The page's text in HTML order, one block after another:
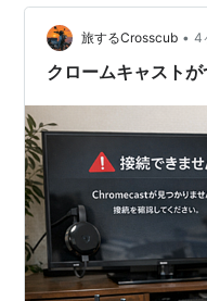
旅するCrosscub • 4
クロームキャストが